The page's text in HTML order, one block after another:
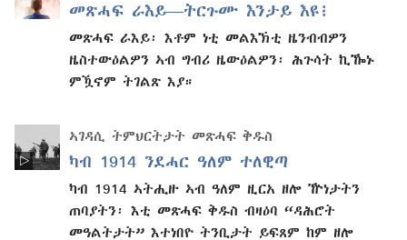
መጽሓፍ ራእይ—ትርጉሙ እንታይ እዩ፧
መጽሓፍ ራእይ፡ እቶም ነቲ መልእኽቲ ዜንብብዎን
ዜስተውዕልዎን ኣብ ግብሪ ዜውዕልዎን፡ ሕጉሳት ኪዀኑ
ምዃኖም ትገልጽ እያ።
ኣገዳሲ ትምህርትታት መጽሓፍ ቅዱስ
ካብ 1914 ንደሓር ዓለም ተለዊጣ
ካብ 1914 ኣትሒዙ ኣብ ዓለም ዚርአ ዘሎ ዅነታትን
ጠባያትን፡ እቲ መጽሓፍ ቅዱስ ብዛዕባ “ዳሕሮት
መዓልትታት” እተነበዮ ትንቢታት ይፍጸም ከም ዘሎ